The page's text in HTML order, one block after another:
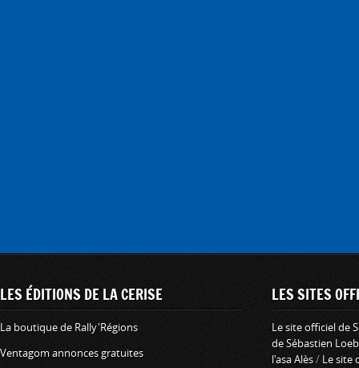
LES ÉDITIONS DE LA CERISE
La boutique de Rally'Régions
Ventagom annonces gratuites
LES SITES
Le site officiel de
de Sébastien Loeb
l'asa Alès/ Le site